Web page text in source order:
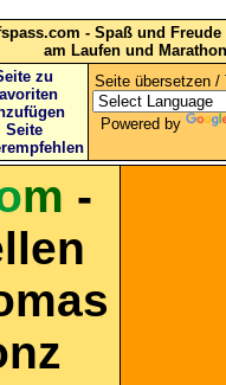
- Spaß und
am Laufen und Marathon
zu
Seite
Seite übersetzen /
Powered by
m -